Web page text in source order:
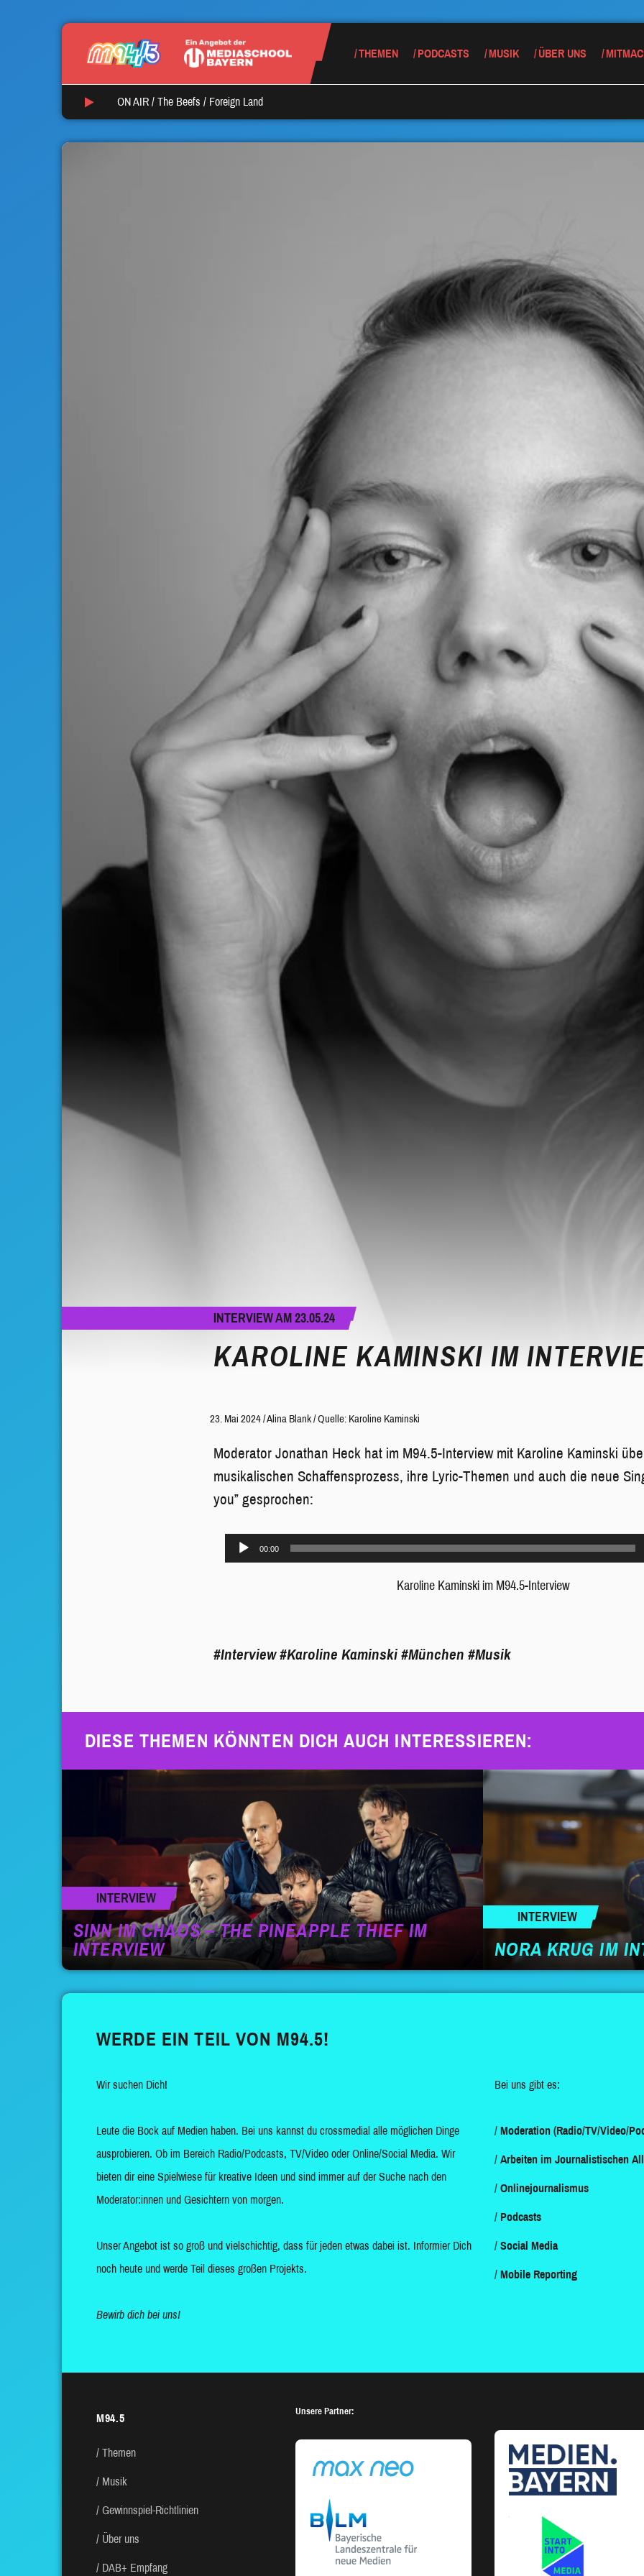
THEMEN PODCASTS MUSIK ÜBER UNS
ON AIR / The Beefs / Foreign Land
INTERVIEW AM 23.05.24
KAROLINE KAMINSKI IM
23. Mai 2024/Alina Blank/Quelle: Karoline Kaminski
Moderator Jonathan Heck hat im M94.5-Interview mit Karoline Kaminski
musikalischen Schaffensprozess, ihre Lyric-Themen und auch die neue
you” gesprochen:
Audio-
Player
00:00
Karoline Kaminski im M94.5-Interview
#Interview #Karoline Kaminski #München #Musik
DIESE THEMEN KÖNNTEN DICH AUCH INTERESSIEREN:
INTERVIEW
SINN IM CHAOS – THE PINEAPPLE THIEF IM
INTERVIEW
INTERVIEW
NORA KRUG IM
WERDE EIN TEIL VON M94.5!
Wir suchen Dich!
Leute die Bock auf Medien haben. Bei uns kannst du crossmedial alle möglichen Dinge
ausprobieren. Ob im Bereich Radio/Podcasts, TV/Video oder Online/Social Media. Wir
bieten dir eine Spielwiese für kreative Ideen und sind immer auf der Suche nach den
Moderator:innen und Gesichtern von morgen.
Unser Angebot ist so groß und vielschichtig, dass für jeden etwas dabei ist. Informier Dich
noch heute und werde Teil dieses großen Projekts.
Bewirb dich bei uns!
Bei uns gibt es:
Moderation (Radio/TV/Video/
Arbeiten im Journalistischen
Onlinejournalismus
Podcasts
Social Media
Mobile Reporting
M94.5
Themen
Musik
Gewinnspiel-Richtlinien
Über uns
DAB+ Empfang
Unsere Partner: